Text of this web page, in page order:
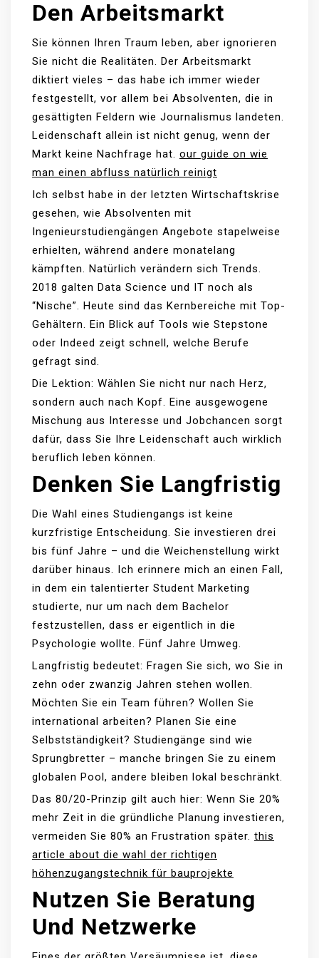
Den Arbeitsmarkt
Sie können Ihren Traum leben, aber ignorieren
Sie nicht die Realitäten. Der Arbeitsmarkt
diktiert vieles – das habe ich immer wieder
festgestellt, vor allem bei Absolventen, die in
gesättigten Feldern wie Journalismus landeten.
Leidenschaft allein ist nicht genug, wenn der
Markt keine Nachfrage hat. our guide on wie
man einen abfluss natürlich reinigt
Ich selbst habe in der letzten Wirtschaftskrise
gesehen, wie Absolventen mit
Ingenieurstudiengängen Angebote stapelweise
erhielten, während andere monatelang
kämpften. Natürlich verändern sich Trends.
2018 galten Data Science und IT noch als
“Nische”. Heute sind das Kernbereiche mit Top-
Gehältern. Ein Blick auf Tools wie Stepstone
oder Indeed zeigt schnell, welche Berufe
gefragt sind.
Die Lektion: Wählen Sie nicht nur nach Herz,
sondern auch nach Kopf. Eine ausgewogene
Mischung aus Interesse und Jobchancen sorgt
dafür, dass Sie Ihre Leidenschaft auch wirklich
beruflich leben können.
Denken Sie Langfristig
Die Wahl eines Studiengangs ist keine
kurzfristige Entscheidung. Sie investieren drei
bis fünf Jahre – und die Weichenstellung wirkt
darüber hinaus. Ich erinnere mich an einen Fall,
in dem ein talentierter Student Marketing
studierte, nur um nach dem Bachelor
festzustellen, dass er eigentlich in die
Psychologie wollte. Fünf Jahre Umweg.
Langfristig bedeutet: Fragen Sie sich, wo Sie in
zehn oder zwanzig Jahren stehen wollen.
Möchten Sie ein Team führen? Wollen Sie
international arbeiten? Planen Sie eine
Selbstständigkeit? Studiengänge sind wie
Sprungbretter – manche bringen Sie zu einem
globalen Pool, andere bleiben lokal beschränkt.
Das 80/20-Prinzip gilt auch hier: Wenn Sie 20%
mehr Zeit in die gründliche Planung investieren,
vermeiden Sie 80% an Frustration später. this
article about die wahl der richtigen
höhenzugangstechnik für bauprojekte
Nutzen Sie Beratung
Und Netzwerke